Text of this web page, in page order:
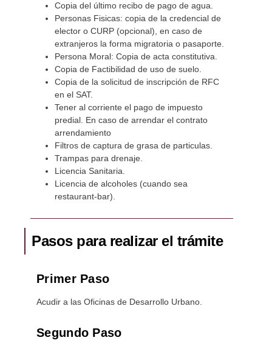
Copia del último recibo de pago de agua.
Personas Fisicas: copia de la credencial de
elector o CURP (opcional), en caso de
extranjeros la forma migratoria o pasaporte.
Persona Moral: Copia de acta constitutiva.
Copia de Factibilidad de uso de suelo.
Copia de la solicitud de inscripción de RFC
en el SAT.
Tener al corriente el pago de impuesto
predial. En caso de arrendar el contrato
arrendamiento
Filtros de captura de grasa de particulas.
Trampas para drenaje.
Licencia Sanitaria.
Licencia de alcoholes (cuando sea
restaurant-bar).
Pasos para realizar el trámite
Primer Paso
Acudir a las Oficinas de Desarrollo Urbano.
Segundo Paso